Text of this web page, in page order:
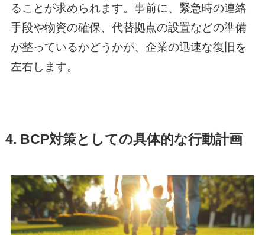
ることが求められます。事前に、緊急時の連絡
手段や物資の確保、代替拠点の設置などの準備
が整っているかどうかが、企業の迅速な復旧を
左右します。
4. BCP対策としての具体的な行動計画